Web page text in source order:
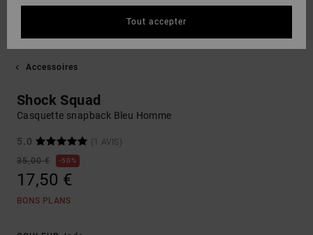
Accessoires
Shock Squad
Casquette snapback Bleu Homme
5.0
(1 AVIS)
35,00 €
50%
17,50 €
BONS PLANS
Tout accepter